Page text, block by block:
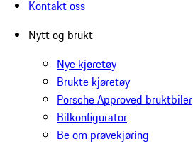
Kontakt oss
Nytt og brukt
Nye kjøretøy
Brukte kjøretøy
Porsche Approved bruktbiler
Bilkonfigurator
Be om prøvekjøring